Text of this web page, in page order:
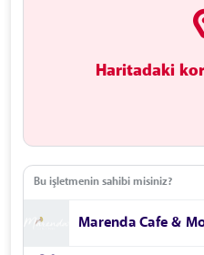
Haritadaki
Bu işletmenin sahibi misiniz?
Marenda Cafe &